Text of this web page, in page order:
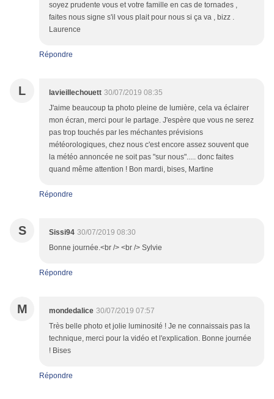
soyez prudente vous et votre famille en cas de tornades ,
faites nous signe s'il vous plait pour nous si ça va , bizz .
Laurence
Répondre
L lavieillechouett 30/07/2019 08:35
J'aime beaucoup ta photo pleine de lumière, cela va éclairer
mon écran, merci pour le partage. J'espère que vous ne serez
pas trop touchés par les méchantes prévisions
météorologiques, chez nous c'est encore assez souvent que
la météo annoncée ne soit pas "sur nous"..... donc faites
quand même attention ! Bon mardi, bises, Martine
Répondre
S Sissi94 30/07/2019 08:30
Bonne journée.<br /> <br /> Sylvie
Répondre
M mondedalice 30/07/2019 07:57
Très belle photo et jolie luminosité ! Je ne connaissais pas la
technique, merci pour la vidéo et l'explication. Bonne journée
! Bises
Répondre